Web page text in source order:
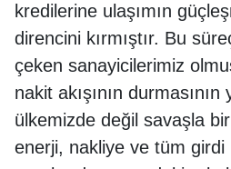
kredilerine ulaşımın
direncini kırmıştır. Bu
çeken sanayicilerimiz
nakit akışının durmasının
ülkemizde değil savaşla
enerji, nakliye ve tüm girdi